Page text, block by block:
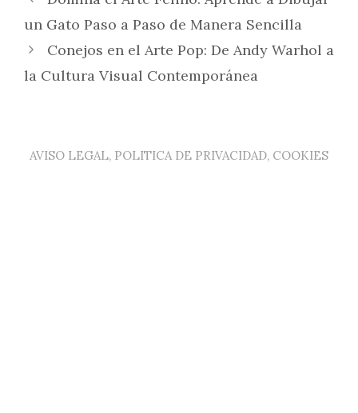
un Gato Paso a Paso de Manera Sencilla
Conejos en el Arte Pop: De Andy Warhol a
la Cultura Visual Contemporánea
AVISO LEGAL, POLITICA DE PRIVACIDAD, COOKIES